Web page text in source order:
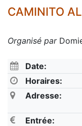
CAMINITO
Organisé par
Date:
Horaires:
Adresse:
Entrée: